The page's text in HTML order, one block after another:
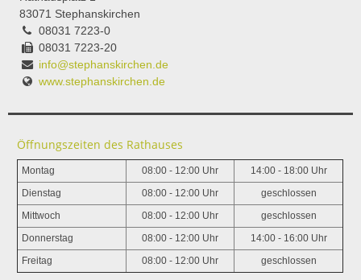
83071 Stephanskirchen
08031 7223-0
08031 7223-20
info@stephanskirchen.de
www.stephanskirchen.de
Öffnungszeiten des Rathauses
Montag 08:00 - 12:00 Uhr 14:00 - 18:00 Uhr
Dienstag 08:00 - 12:00 Uhr geschlossen
Mittwoch 08:00 - 12:00 Uhr geschlossen
Donnerstag 08:00 - 12:00 Uhr 14:00 - 16:00 Uhr
Freitag 08:00 - 12:00 Uhr geschlossen